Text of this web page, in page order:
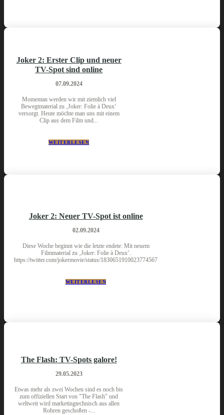
Joker 2: Erster Clip und neuer
TV-Spot sind online
07.09.2024
Momentan werden wir mit ziemlich viel
Bewegtmaterial zu ‚Joker: Folie à Deux‘
versorgt. Heute möchte man uns mit einem
Clip aus dem Film und...
WEITERLESEN
Joker 2: Neuer TV-Spot ist online
02.09.2024
Diese Woche beginnt wie die letzte endete: Mit neuem
Filmmaterial zu ‚Joker: Folie à Deux‘.
https://twitter.com/jokermovie/status/1830651910023774567
WEITERLESEN
The Flash: TV-Spots galore!
29.05.2023
Etwas mehr als zwei Wochen sind es noch bis
zum offiziellen Start von "The Flash" und
weltweit wird marketingtechnisch aus allen
Rohren geschoßen -...